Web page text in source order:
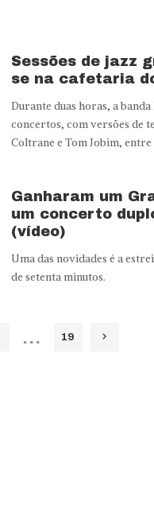
Sessões de jazz
se na cafetaria
Durante duas horas, a
concertos, com versões de
Coltrane e Tom Jobim,
Ganharam um
um concerto
(vídeo)
Uma das novidades é a
de setenta minutos.
… 19